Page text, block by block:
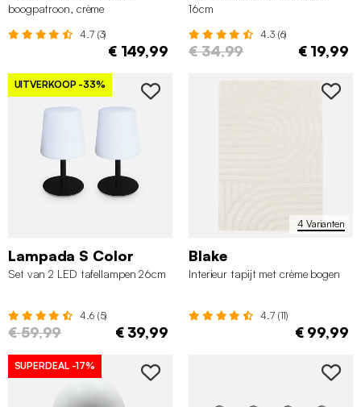
boogpatroon, crème
4.7 (3)
€ 149,99
16cm
4.3 (6)
€ 34,99 € 19,99
UITVERKOOP -33%
Lampada S Color
Set van 2 LED tafellampen 26cm
4.6 (5)
€ 59,99 € 39,99
4 Varianten
Blake
Interieur tapijt met crème bogen
4.7 (11)
€ 99,99
SUPERDEAL -17%